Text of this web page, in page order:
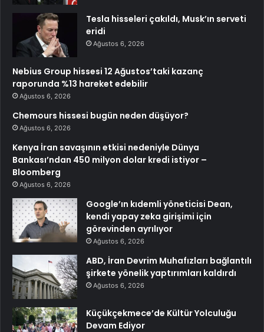
Tesla hisseleri çakıldı, Musk’ın serveti
eridi
Ağustos 6, 2026
Nebius Group hissesi 12 Ağustos’taki kazanç
raporunda %13 hareket edebilir
Ağustos 6, 2026
Chemours hissesi bugün neden düşüyor?
Ağustos 6, 2026
Kenya İran savaşının etkisi nedeniyle Dünya
Bankası’ndan 450 milyon dolar kredi istiyor –
Bloomberg
Ağustos 6, 2026
Google’ın kıdemli yöneticisi Dean,
kendi yapay zeka girişimi için
görevinden ayrılıyor
Ağustos 6, 2026
ABD, İran Devrim Muhafızları bağlantılı
şirkete yönelik yaptırımları kaldırdı
Ağustos 6, 2026
Küçükçekmece’de Kültür Yolculuğu
Devam Ediyor